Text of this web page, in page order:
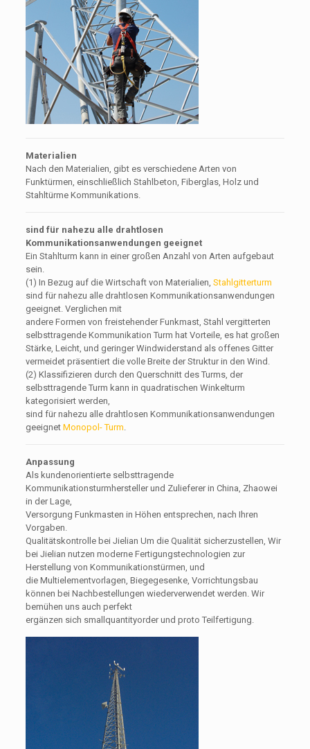
Materialien
Nach den Materialien, gibt es verschiedene Arten von
Funktürmen, einschließlich Stahlbeton, Fiberglas, Holz und
Stahltürme Kommunikations.
sind für nahezu alle drahtlosen
Kommunikationsanwendungen geeignet
Ein Stahlturm kann in einer großen Anzahl von Arten aufgebaut
sein.
(1) In Bezug auf die Wirtschaft von Materialien, Stahlgitterturm
sind für nahezu alle drahtlosen Kommunikationsanwendungen
geeignet. Verglichen mit
andere Formen von freistehender Funkmast, Stahl vergitterten
selbsttragende Kommunikation Turm hat Vorteile, es hat großen
Stärke, Leicht, und geringer Windwiderstand als offenes Gitter
vermeidet präsentiert die volle Breite der Struktur in den Wind.
(2) Klassifizieren durch den Querschnitt des Turms, der
selbsttragende Turm kann in quadratischen Winkelturm
kategorisiert werden,
sind für nahezu alle drahtlosen Kommunikationsanwendungen
geeignet Monopol- Turm
Anpassung
Als kundenorientierte selbsttragende
Kommunikationsturmhersteller und Zulieferer in China, Zhaowei
in der Lage,
Versorgung Funkmasten in Höhen entsprechen, nach Ihren
Vorgaben.
Qualitätskontrolle bei Jielian Um die Qualität sicherzustellen, Wir
bei Jielian nutzen moderne Fertigungstechnologien zur
Herstellung von Kommunikationstürmen, und
die Multielementvorlagen, Biegegesenke, Vorrichtungsbau
können bei Nachbestellungen wiederverwendet werden. Wir
bemühen uns auch perfekt
ergänzen sich smallquantityorder und proto Teilfertigung.